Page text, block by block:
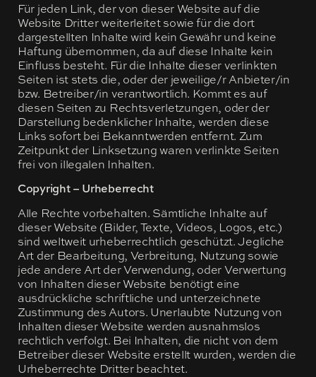
Für jeden Link, der von dieser Website auf die
Website Dritter weiterleitet sowie für die dort
dargestellten Inhalte wird kein Gewähr und keine
Haftung übernommen, da auf diese Inhalte kein
Einfluss besteht. Für die Inhalte dieser verlinkten
Seiten ist stets die, oder der jeweilige/r Anbieter/in
bzw. Betreiber/in verantwortlich. Kommt es auf
diesen Seiten zu Rechtsverletzungen, oder der
Darstellung bedenklicher Inhalte, werden diese
Links sofort bei Bekanntwerden entfernt. Zum
Zeitpunkt der Linksetzung waren verlinkte Seiten
frei von illegalen Inhalten.
Copyright – Urheberrecht
Alle Rechte vorbehalten. Sämtliche Inhalte auf
dieser Website (Bilder, Texte, Videos, Logos, etc.)
sind weltweit urheberrechtlich geschützt. Jegliche
Art der Bearbeitung, Verbreitung, Nutzung sowie
jede andere Art der Verwendung, oder Verwertung
von Inhalten dieser Website benötigt eine
ausdrückliche schriftliche und unterzeichnete
Zustimmung des Autors. Unerlaubte Nutzung von
Inhalten dieser Website werden ausnahmslos
rechtlich verfolgt. Bei Inhalten, die nicht von dem
Betreiber dieser Website erstellt wurden, werden die
Urheberrechte Dritter beachtet.